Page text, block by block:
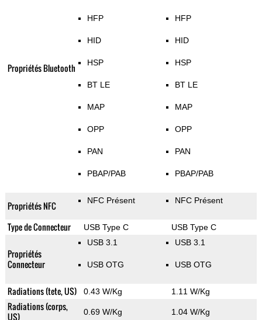
Propriétés Bluetooth
HFP
HID
HSP
BT LE
MAP
OPP
PAN
PBAP/PAB
HFP
HID
HSP
BT LE
MAP
OPP
PAN
PBAP/PAB
Propriétés NFC NFC Présent NFC Présent
Type de Connecteur USB Type C USB Type C
Propriétés
Connecteur
USB 3.1
USB OTG
USB 3.1
USB OTG
Radiations (tete, US) 0.43 W/Kg 1.11 W/Kg
Radiations (corps,
US)
0.69 W/Kg 1.04 W/Kg